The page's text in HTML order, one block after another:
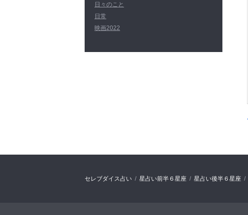
日々のこと
日常
映画2022
セレブダイス占い 星占い前半６星座 星占い後半６星座